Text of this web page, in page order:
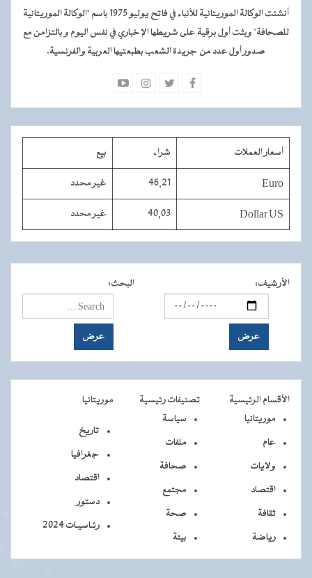
أنشئت الوكالة الموريتانية للأنباء في فاتح يوليو 1975 باسم "الوكالة الموريتانية
للصحافة" وبثت أول برقية على شريطها الإخباري في نفس اليوم و بالتزامن مع
صدور أول عدد من جريدة الشعب بطبعتيها العربية والفرنسية.
أسعار العملات شراء بيع
Euro
46,21 غير محدد
Dollar US
40,03 غير محدد
الأرشيف: البحث:
الأقسام الرئيسية تصنيفات رئيسية
موريتانيا
موريتانيا
عام
ولايات
اقتصاد
ثقافة
رياضة
سياسة
ملفات
صحافة
مجتمع
صحة
بيئة
تاريخ
جغرافيا
اقتصاد
دستور
رئـاسيـات 2024